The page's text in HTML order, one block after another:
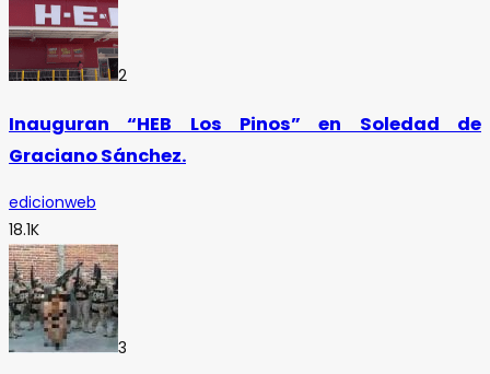
2
Inauguran “HEB Los Pinos” en Soledad de
Graciano Sánchez.
edicionweb
18.1K
3